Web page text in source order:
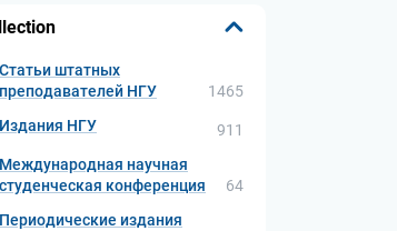
Статьи штатных
преподавателей НГУ
1465
Издания НГУ
911
Международная научная
студенческая конференция
64
Периодические издания